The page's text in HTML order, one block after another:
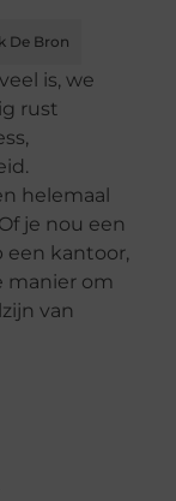
De Bron
is, we
rust
helemaal
je nou een
een kantoor,
manier om
van